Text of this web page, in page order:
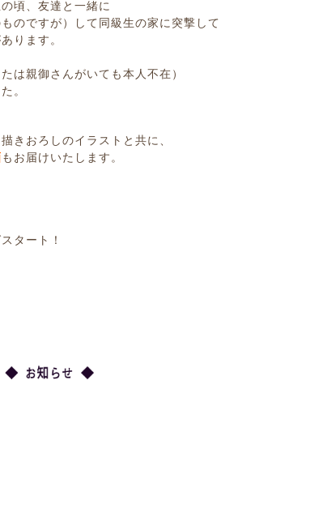
頃、友達と一緒に
のですが）して同級生の家に突撃して
ります。
は親御さんがいても本人不在）
。
きおろしのイラストと共に、
もお届けいたします。
タート！